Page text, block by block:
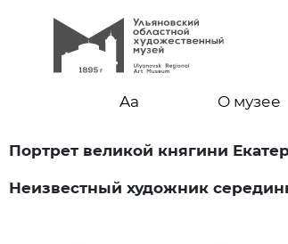
Aa О музее
Портрет великой княгини
Неизвестный художник